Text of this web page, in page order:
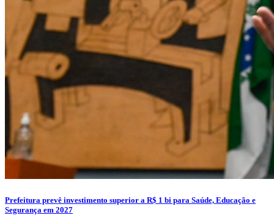
Prefeitura prevê investimento superior a R$ 1 bi para Saúde, Educação e
Segurança em 2027